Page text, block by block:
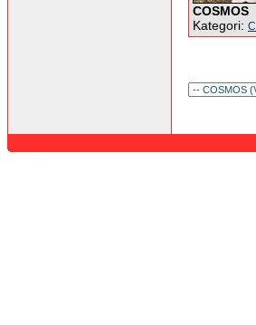
COSMOS
Kategori: C